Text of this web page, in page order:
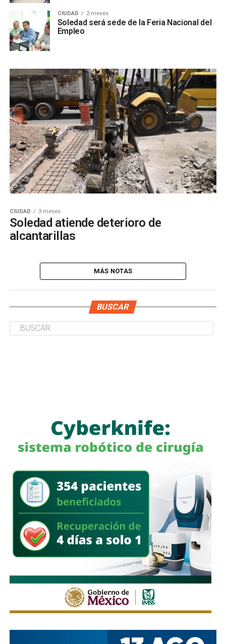
CIUDAD 2 meses
Soledad será sede de la Feria Nacional del
Empleo
CIUDAD 3 meses
Soledad atiende deterioro de
alcantarillas
MÁS NOTAS
BUSCAR